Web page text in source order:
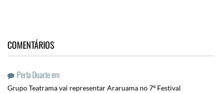
COMENTÁRIOS
Perla Duarteem
Grupo Teatrama vai representar Araruama no 7º Festival